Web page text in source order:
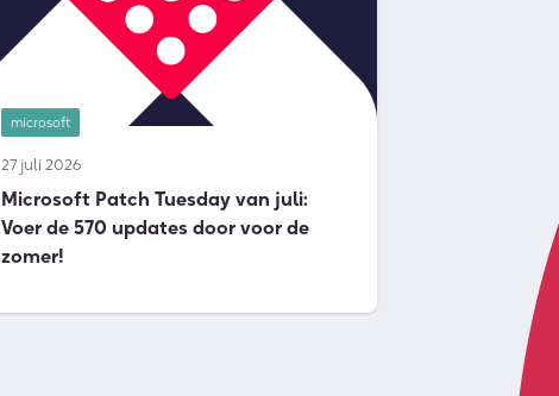
microsoft
27 juli 2026
Microsoft Patch Tuesday van juli:
Voer de 570 updates door voor de
zomer!